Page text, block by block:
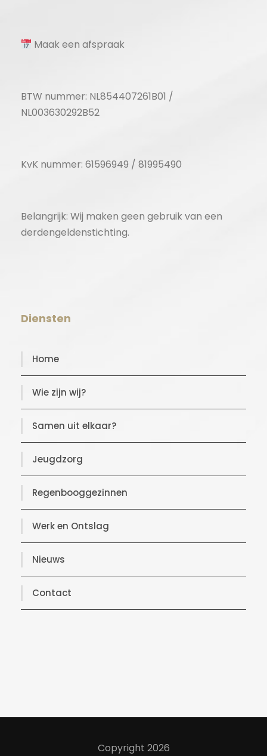
Maak een afspraak
BTW nummer: NL854407261B01 /
NL003630292B52
KvK nummer: 61596949 / 81995490
Belangrijk: Wij maken geen gebruik van een
derdengeldenstichting.
Diensten
Home
Wie zijn wij?
Samen uit elkaar?
Jeugdzorg
Regenbooggezinnen
Werk en Ontslag
Nieuws
Contact
Copyright 2026